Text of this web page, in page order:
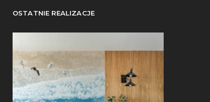
OSTATNIE REALIZACJE